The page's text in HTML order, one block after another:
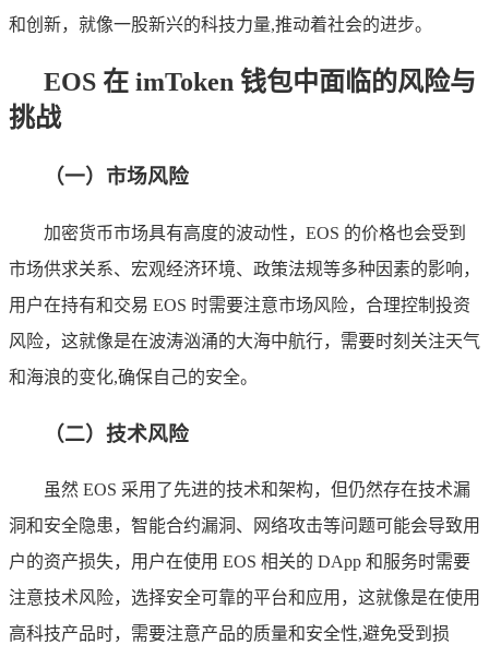
和创新，就像一股新兴的科技力量,推动着社会的进步。
EOS 在 imToken 钱包中面临的风险与
挑战
（一）市场风险
加密货币市场具有高度的波动性，EOS 的价格也会受到
市场供求关系、宏观经济环境、政策法规等多种因素的影响，
用户在持有和交易 EOS 时需要注意市场风险，合理控制投资
风险，这就像是在波涛汹涌的大海中航行，需要时刻关注天气
和海浪的变化,确保自己的安全。
（二）技术风险
虽然 EOS 采用了先进的技术和架构，但仍然存在技术漏
洞和安全隐患，智能合约漏洞、网络攻击等问题可能会导致用
户的资产损失，用户在使用 EOS 相关的 DApp 和服务时需要
注意技术风险，选择安全可靠的平台和应用，这就像是在使用
高科技产品时，需要注意产品的质量和安全性,避免受到损